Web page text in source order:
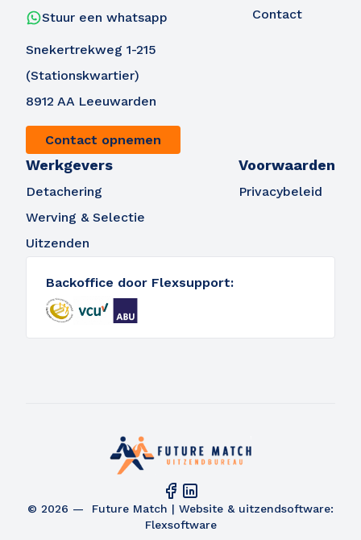
Stuur een whatsapp
Snekertrekweg 1-215
(Stationskwartier)
8912 AA Leeuwarden
Contact opnemen
Contact
Werkgevers
Detachering
Werving & Selectie
Uitzenden
Voorwaarden
Privacybeleid
Backoffice door Flexsupport:
© 2026 — Future Match | Website & uitzendsoftware:
Flexsoftware